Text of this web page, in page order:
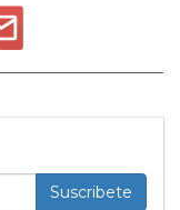
Suscribete